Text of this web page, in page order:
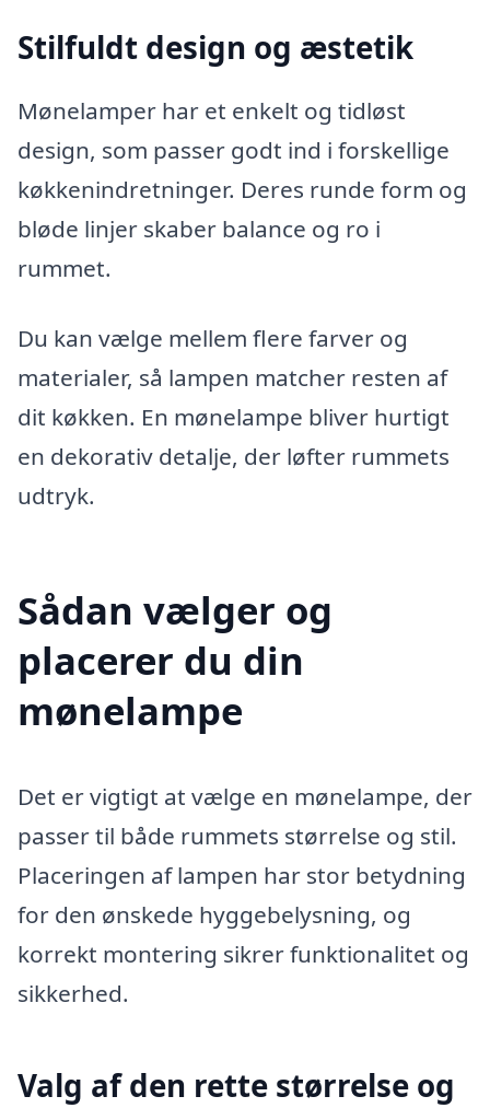
Stilfuldt design og æstetik
Mønelamper har et enkelt og tidløst
design, som passer godt ind i forskellige
køkkenindretninger. Deres runde form og
bløde linjer skaber balance og ro i
rummet.
Du kan vælge mellem flere farver og
materialer, så lampen matcher resten af
dit køkken. En mønelampe bliver hurtigt
en dekorativ detalje, der løfter rummets
udtryk.
Sådan vælger og
placerer du din
mønelampe
Det er vigtigt at vælge en mønelampe, der
passer til både rummets størrelse og stil.
Placeringen af lampen har stor betydning
for den ønskede hyggebelysning, og
korrekt montering sikrer funktionalitet og
sikkerhed.
Valg af den rette størrelse og